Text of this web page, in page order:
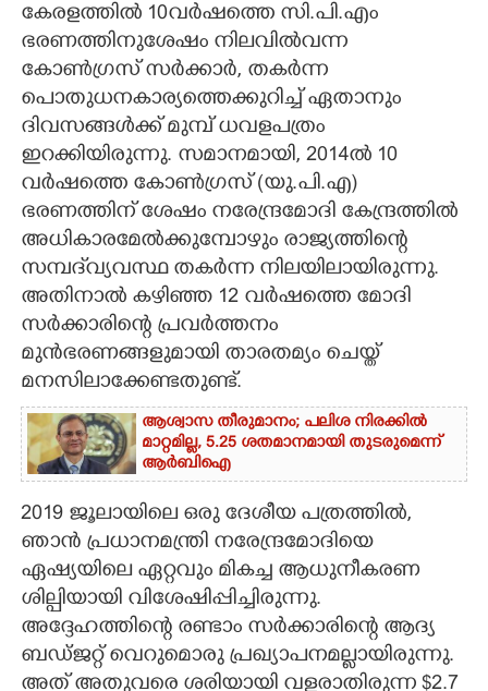
CARTOONS
LITERATURE
ZOOM
CONTACT US
കേരളത്തിൽ 10വർഷത്തെ സി.പി.എം
ഭരണത്തിനുശേഷം നിലവിൽവന്ന
കോൺഗ്രസ് സർക്കാർ, തകർന്ന
പൊതുധനകാര്യത്തെക്കുറിച്ച് ഏതാനും
ദിവസങ്ങൾക്ക് മുമ്പ് ധവളപത്രം
ഇറക്കിയിരുന്നു. സമാനമായി, 2014ൽ 10
വർഷത്തെ കോൺഗ്രസ് (യു.പി.എ)
ഭരണത്തിന് ശേഷം നരേന്ദ്രമോദി കേന്ദ്രത്തിൽ
അധികാരമേൽക്കുമ്പോഴും രാജ്യത്തിന്റെ
സമ്പദ്‌വ്യവസ്ഥ തകർന്ന നിലയിലായിരുന്നു.
അതിനാൽ കഴിഞ്ഞ 12 വർഷത്തെ മോദി
സർക്കാരിന്റെ പ്രവർത്തനം
മുൻഭരണങ്ങളുമായി താരതമ്യം ചെയ്ത്
മനസിലാക്കേണ്ടതുണ്ട്.
ആശ്വാസ തീരുമാനം; പലിശ നിരക്കിൽ
മാറ്റമില്ല, 5.25 ശതമാനമായി തുടരുമെന്ന്
ആർബിഐ
2019 ജൂലായിലെ ഒരു ദേശീയ പത്രത്തിൽ,
ഞാൻ പ്രധാനമന്ത്രി നരേന്ദ്രമോദിയെ
ഏഷ്യയിലെ ഏറ്റവും മികച്ച ആധുനീകരണ
ശില്പിയായി വിശേഷിപ്പിച്ചിരുന്നു.
അദ്ദേഹത്തിന്റെ രണ്ടാം സർക്കാരിന്റെ ആദ്യ
ബ‌ഡ്ജറ്റ് വെറുമൊരു പ്രഖ്യാപനമല്ലായിരുന്നു.
അത് അതുവരെ ശരിയായി വളരാതിരുന്ന $2.7